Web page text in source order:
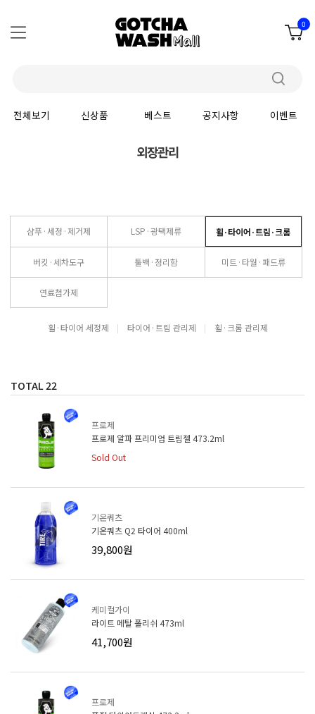
0
전체보기 신상품 베스트 공지사항 이벤트
외장관리
샴푸·세정·제거제 LSP·광택제류 휠·타이어·트림·크롬
버킷·세차도구 툴백·정리함 미트·타월·패드류
연료첨가제
휠·타이어 세정제 타이어·트림 관리제 휠·크롬 관리제
TOTAL22
프로제
프로제 알파 프리미엄 트림젤 473.2ml
Sold Out
기온쿼츠
기온쿼츠 Q2 타이어 400ml
39,800원
케미컬가이
라이트 메탈 폴리쉬 473ml
41,700원
프로제